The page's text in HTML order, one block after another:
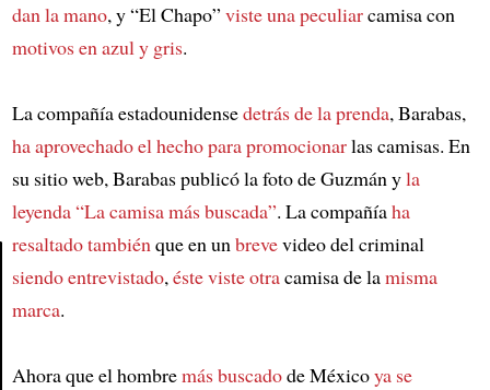
Article
dan la mano, y “El Chapo” viste una peculiarcamisa con
motivos en azul y gris.
La compañía estadounidensedetrás de la prenda, Barabas,
ha aprovechado el hechopara promocionarlas camisas. En
su sitio web, Barabas publicó la foto de Guzmán yla
leyenda“La camisa más buscada”. La compañíaha
resaltado tambiénque en unbrevevideo del criminal
siendo entrevistado,éste viste otracamisa de lamisma
marca.
Ahora que el hombremás buscadode Méxicoya se